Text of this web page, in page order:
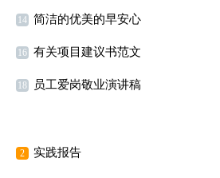
圈问候语锦集52条
14 简洁的优美的早安心
语朋友圈41句
16 有关项目建议书范文
合集六篇
18 员工爱岗敬业演讲稿
2 实践报告